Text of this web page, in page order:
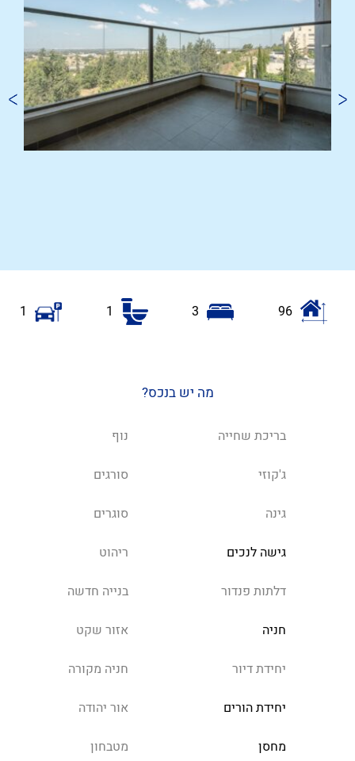
96
3
1
1
מה יש בנכס?
בריכת שחייה נוף
ג'קוזי סורגים
גינה סוגרים
גישה לנכים ריהוט
דלתות פנדור בנייה חדשה
חניה אזור שקט
יחידת דיור חניה מקורה
יחידת הורים אור יהודה
מחסן מטבחון